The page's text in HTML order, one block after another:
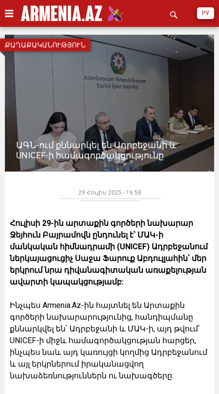
РУ
ԱԳՆ-ում քննարկել են Ադրբեջանի և
UNICEF-ի համագործակցությունը
ՔԱՂԱՔԱԿԱՆՈՒԹՅՈՒՆ
29 Հուլիս 2025 - 16:58
Հուլիսի 29-ին արտաքին գործերի նախարար
Ջեյհուն Բայրամովն ընդունել է՝ ՄԱԿ-ի
մանկական հիմնադրամի (UNICEF) Ադրբեջանում
ներկայացուցիչ Սաջա Ֆարուք Աբդուլլահին՝ մեր
երկրում նրա դիվանագիտական առաքելության
ավարտի կապակցությամբ:
Ինչպես Armenia.Az-ին հայտնել են Արտաքին
գործերի նախարարությունից, հանդիպմանը
քննարկվել են՝ Ադրբեջանի և ՄԱԿ-ի, այդ թվում՝
UNICEF-ի միջև համագործակցության հարցեր,
ինչպես նաև այդ կառույցի կողմից Ադրբեջանում
և այլ երկրներում իրականացվող
նախաձեռնություններն ու նախագծերը: